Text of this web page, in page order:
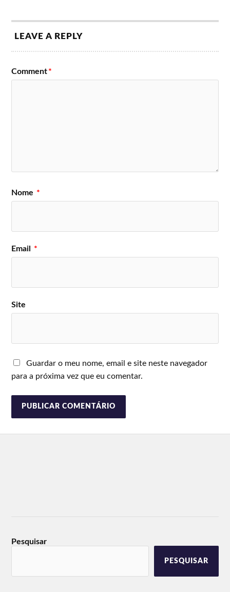
LEAVE A REPLY
Comment*
Nome *
Email *
Site
Guardar o meu nome, email e site neste navegador
para a próxima vez que eu comentar.
Pesquisar
PESQUISAR